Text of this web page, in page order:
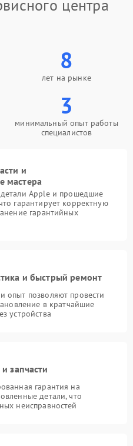
центра
8
лет на рынке
3
минимальный опыт работы
специалистов
и
мастера
Apple и прошедшие
гарантирует корректную
гарантийных
и быстрый ремонт
опыт позволяют провести
в кратчайшие
устройства
запчасти
гарантия на
детали, что
неисправностей